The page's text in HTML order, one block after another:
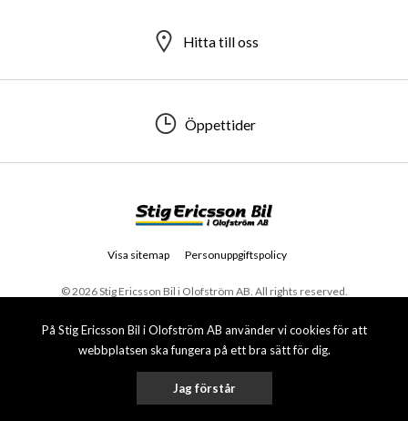
På Stig Ericsson Bil i Olofström AB använder vi cookies för att
webbplatsen ska fungera på ett bra sätt för dig.
Jag förstår
Hitta till oss
Öppettider
© 2026 Stig Ericsson Bil i Olofström AB. All rights reserved.
Visa sitemap Personuppgiftspolicy